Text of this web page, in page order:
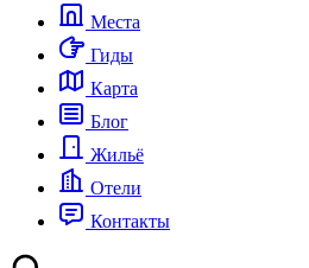
Места
Гиды
Карта
Блог
Жильё
Отели
Контакты